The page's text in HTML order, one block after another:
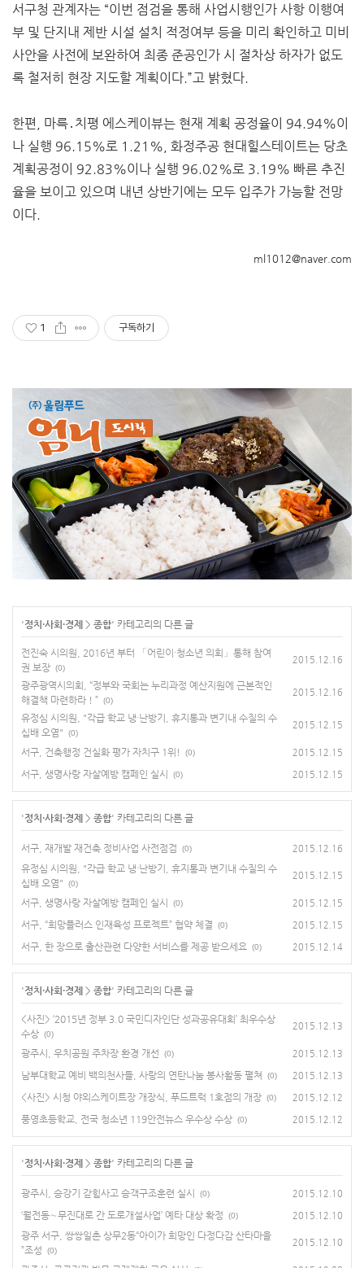
서구청 관계자는 “이번 점검을 통해 사업시행인가 사항 이행여
부 및 단지내 제반 시설 설치 적정여부 등을 미리 확인하고 미비
사안을 사전에 보완하여 최종 준공인가 시 절차상 하자가 없도
록 철저히 현장 지도할 계획이다.”고 밝혔다.
한편, 마륵․치평 에스케이뷰는 현재 계획 공정율이 94.94%이
나 실행 96.15%로 1.21%, 화정주공 현대힐스테이트는 당초
계획공정이 92.83%이나 실행 96.02%로 3.19% 빠른 추진
율을 보이고 있으며 내년 상반기에는 모두 입주가 가능할 전망
이다.
ml1012@naver.com
1 구독하기
'정치·사회·경제 > 종합' 카테고리의 다른 글
전진숙 시의원, 2016년 부터 「어린이·청소년 의회」통해 참여
권 보장 (0)
2015.12.16
광주광역시의회, “정부와 국회는 누리과정 예산지원에 근본적인
해결책 마련하라 ! ” (0)
2015.12.16
유정심 시의원, "각급 학교 냉·난방기, 휴지통과 변기내 수질의 수
십배 오염"
(0)
2015.12.15
서구, 건축행정 건실화 평가 자치구 1위! (0) 2015.12.15
서구, 생명사랑 자살예방 캠페인 실시 (0) 2015.12.15
'정치·사회·경제 > 종합' 카테고리의 다른 글
서구, 재개발 재건축 정비사업 사전점검 (0) 2015.12.16
유정심 시의원, "각급 학교 냉·난방기, 휴지통과 변기내 수질의 수
십배 오염"
(0)
2015.12.15
서구, 생명사랑 자살예방 캠페인 실시 (0) 2015.12.15
서구, “희망플러스 인재육성 프로젝트” 협약 체결 (0) 2015.12.15
서구, 한 장으로 출산관련 다양한 서비스를 제공 받으세요 (0) 2015.12.14
'정치·사회·경제 > 종합' 카테고리의 다른 글
<사진> ‘2015년 정부 3.0 국민디자인단 성과공유대회’ 최우수상
수상 (0)
2015.12.13
광주시, 우치공원 주차장 환경 개선 (0) 2015.12.13
남부대학교 예비 백의천사들, 사랑의 연탄나눔 봉사활동 펼쳐 (0) 2015.12.13
<사진> 시청 야외스케이트장 개장식, 푸드트럭 1호점의 개장 (0) 2015.12.12
풍영초등학교, 전국 청소년 119안전뉴스 우수상 수상 (0) 2015.12.12
'정치·사회·경제 > 종합' 카테고리의 다른 글
광주시, 승강기 갇힘사고 승객구조훈련 실시 (0) 2015.12.10
‘월전동∼무진대로 간 도로개설사업’ 예타 대상 확정 (0) 2015.12.10
광주 서구, 쌍쌍일촌 상무2동“아이가 희망인 다정다감 산타마을
”조성
(0)
2015.12.10